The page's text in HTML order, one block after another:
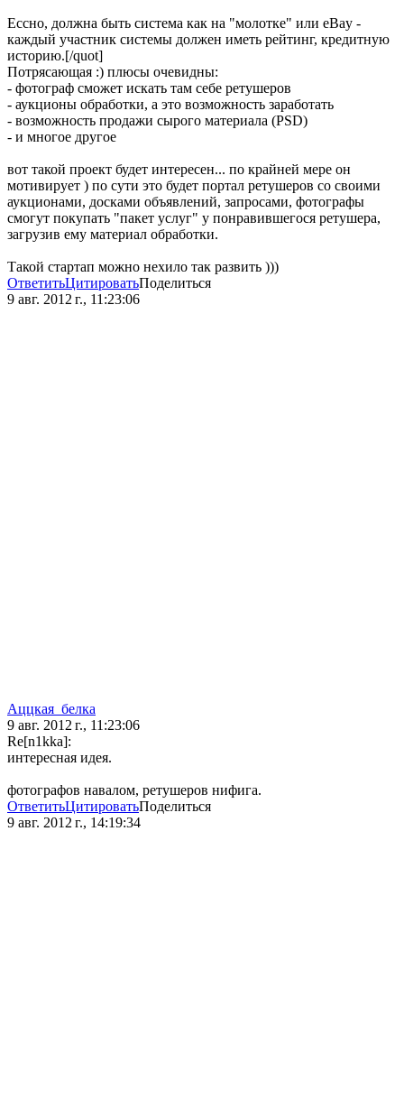
Ессно, должна быть система как на "молотке" или eBay -
каждый участник системы должен иметь рейтинг, кредитную
историю.[/quot]
Потрясающая :) плюсы очевидны:
- фотограф сможет искать там себе ретушеров
- аукционы обработки, а это возможность заработать
- возможность продажи сырого материала (PSD)
- и многое другое
вот такой проект будет интересен... по крайней мере он
мотивирует ) по сути это будет портал ретушеров со своими
аукционами, досками объявлений, запросами, фотографы
смогут покупать "пакет услуг" у понравившегося ретушера,
загрузив ему материал обработки.
Такой стартап можно нехило так развить )))
ОтветитьЦитироватьПоделиться
9 авг. 2012 г., 11:23:06
Аццкая_белка
9 авг. 2012 г., 11:23:06
Re[n1kka]:
интересная идея.
фотографов навалом, ретушеров нифига.
ОтветитьЦитироватьПоделиться
9 авг. 2012 г., 14:19:34